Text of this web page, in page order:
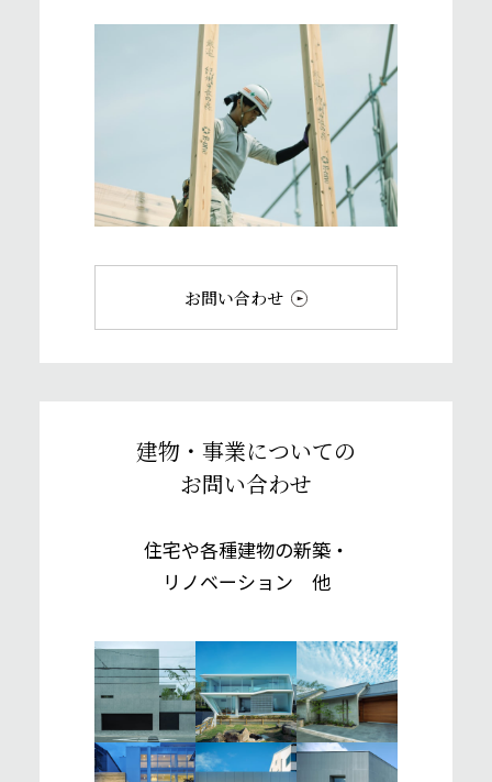
お問い合わせ
建物・事業についての
お問い合わせ
住宅や各種建物の新築・
リノベーション 他